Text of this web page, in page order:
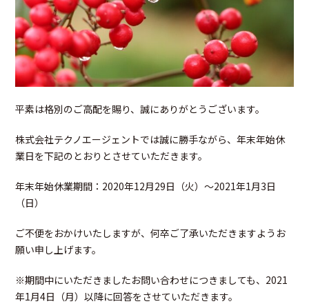
平素は格別のご高配を賜り、誠にありがとうございます。
株式会社テクノエージェントでは誠に勝手ながら、年末年始休
業日を下記のとおりとさせていただきます。
年末年始休業期間：2020年12月29日（火）～2021年1月3日
（日）
ご不便をおかけいたしますが、何卒ご了承いただきますようお
願い申し上げます。
※期間中にいただきましたお問い合わせにつきましても、2021
年1月4日（月）以降に回答をさせていただきます。